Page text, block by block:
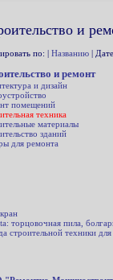
и
по: | Названию |
и ремонт
и дизайн
помещений
техника
материалы
зданий
для ремонта
торцовочная пила,
строительной техники